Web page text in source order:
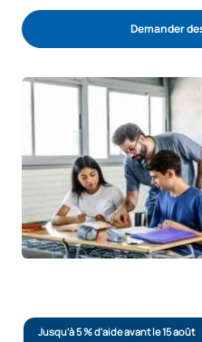
Demander
Jusqu'à 5 % d'aide avant le 15 août